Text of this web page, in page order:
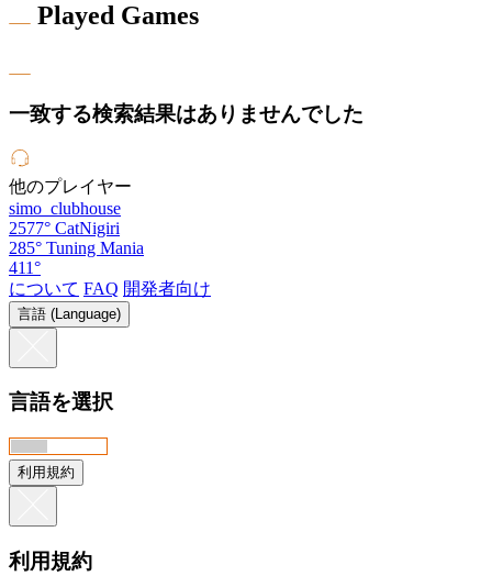
Played Games
一致する検索結果はありませんでした
他のプレイヤー
simo_clubhouse
2577° CatNigiri
285° Tuning Mania
411°
について FAQ 開発者向け
言語 (Language)
言語を選択
利用規約
利用規約